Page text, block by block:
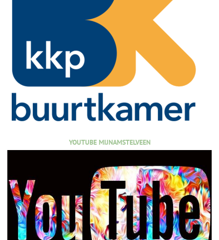
YOUTUBE MIJNAMSTELVEEN